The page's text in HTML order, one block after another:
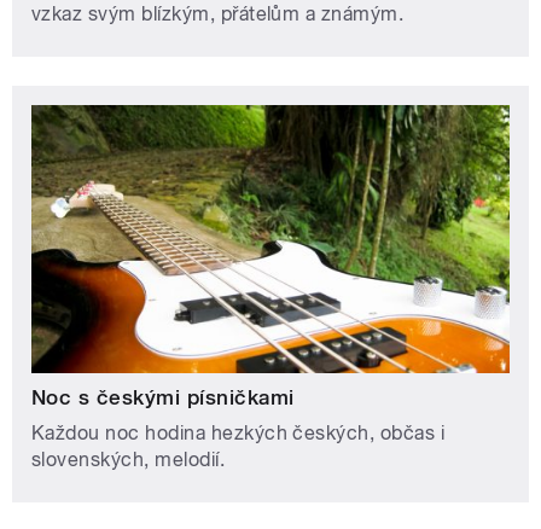
vzkaz svým blízkým, přátelům a známým.
Noc s českými písničkami
Každou noc hodina hezkých českých, občas i
slovenských, melodií.